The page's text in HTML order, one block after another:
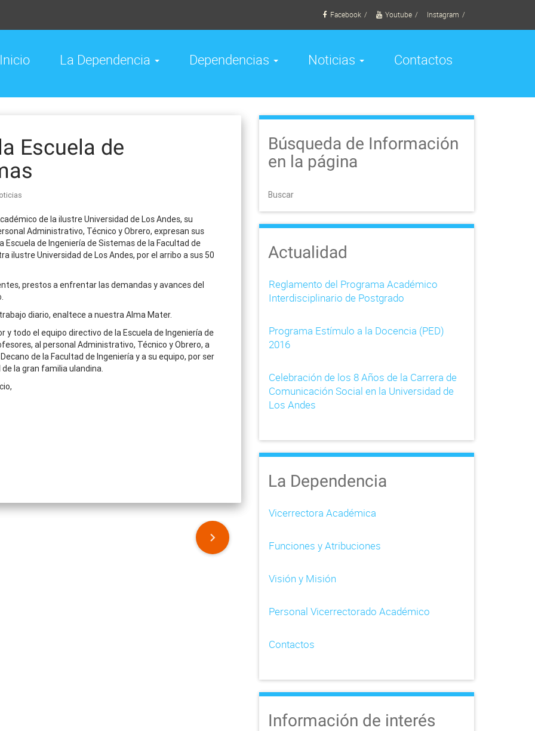
Facebook Youtube Instagram
Inicio La Dependencia Dependencias Noticias Contactos
Escuela de
de la ilustre Universidad de Los Andes, su
Administrativo, Técnico y Obrero, expresan sus
Escuela de Ingeniería de Sistemas de la Facultad de
ilustre Universidad de Los Andes, por el arribo a sus 50
prestos a enfrentar las demandas y avances del
diario, enaltece a nuestra Alma Mater.
y todo el equipo directivo de la Escuela de Ingeniería de
al personal Administrativo, Técnico y Obrero, a
de la Facultad de Ingeniería y a su equipo, por ser
la gran familia ulandina.
Búsqueda de Información
en la página
Buscar
Actualidad
Reglamento del Programa Académico
Interdisciplinario de Postgrado
Programa Estímulo a la Docencia (PED)
2016
Celebración de los 8 Años de la Carrera de
Comunicación Social en la Universidad de
Los Andes
La Dependencia
Vicerrectora Académica
Funciones y Atribuciones
Visión y Misión
Personal Vicerrectorado Académico
Contactos
Información de interés